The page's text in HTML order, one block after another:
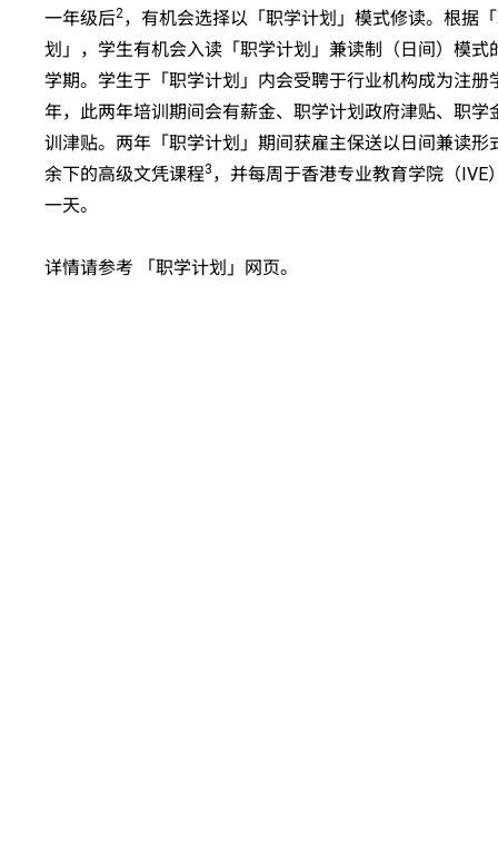
一年级后2，有机会选择以「职学计划」模式修读。根据
划」，学生有机会入读「职学计划」兼读制（日间）模式
学期。学生于「职学计划」内会受聘于行业机构成为注册
年，此两年培训期间会有薪金、职学计划政府津贴、职学
训津贴。两年「职学计划」期间获雇主保送以日间兼读形
余下的高级文凭课程3 ，并每周于香港专业教育学院（IVE
一天。
详情请参考 「职学计划」网页。